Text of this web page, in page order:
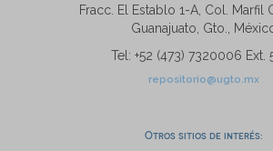
Fracc. El Establo 1-A, Col. Marfil
Guanajuato, Gto.,
Tel: +52 (473) 7320006 Ext.
repositorio@ugto.mx
Otros sitios de interés: